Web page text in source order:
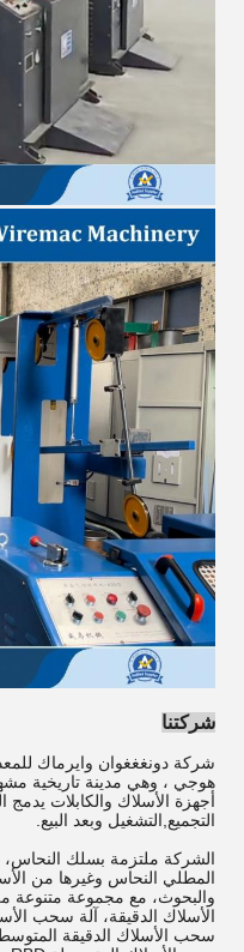
شركتنا
شركة دونغغغوان وايرماك
هوجي ، وهي مدينة تاريخية
أجهزة الأسلاك والكابلات يدمج
التجميع,التشغيل وبعد البيع.
الشركة ملتزمة بسلك النحاس،
المطلي النحاس وغيرها من
والبحوث، مع مجموعة متنوعة
الأسلاك الدقيقة، آلة سحب
سحب الأسلاك الدقيقة